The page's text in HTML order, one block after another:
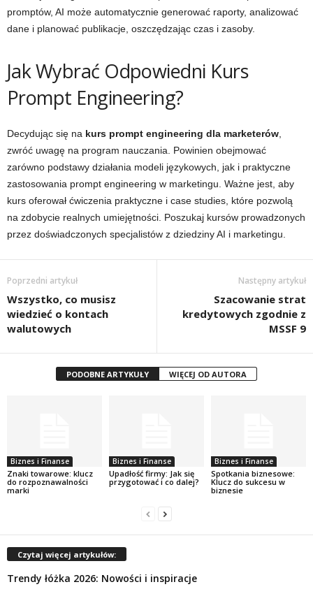
promptów, AI może automatycznie generować raporty, analizować
dane i planować publikacje, oszczędzając czas i zasoby.
Jak Wybrać Odpowiedni Kurs
Prompt Engineering?
Decydując się na kurs prompt engineering dla marketerów
zwróć uwagę na program nauczania. Powinien obejmować
zarówno podstawy działania modeli językowych, jak i praktyczne
zastosowania prompt engineering w marketingu. Ważne jest, aby
kurs oferował ćwiczenia praktyczne i case studies, które pozwolą
na zdobycie realnych umiejętności. Poszukaj kursów prowadzonych
przez doświadczonych specjalistów z dziedziny AI i marketingu.
Poprzedni artykuł
Wszystko, co musisz
wiedzieć o kontach
walutowych
Następny artykuł
Szacowanie strat
kredytowych zgodnie z
MSSF 9
PODOBNE ARTYKUŁY WIĘCEJ OD AUTORA
Biznes i Finanse
Znaki towarowe: klucz
do rozpoznawalności
marki
Biznes i Finanse
Upadłość firmy: Jak się
przygotować i co dalej?
Biznes i Finanse
Spotkania biznesowe:
Klucz do sukcesu w
biznesie
Czytaj więcej artykułów:
Trendy łóżka 2026: Nowości i inspiracje